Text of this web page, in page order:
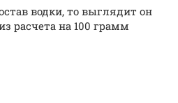
водки, то выглядит он
расчета на 100 грамм